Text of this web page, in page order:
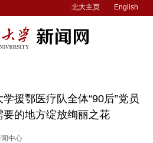
北大主页 English
援鄂医疗队全体“90后”党员
的地方绽放绚丽之花
中心